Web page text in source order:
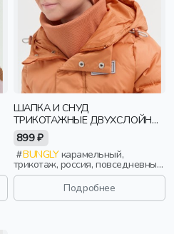
ШАПКА И СНУД
ТРИКОТАЖНЫЕ ДВУХСЛОЙНЫЕ
"КАРАМЕЛЬ"
899 ₽
BUNGLYкарамельный,
трикотаж, россия, повседневный,
актив, мальчики, малыши,
дошкольники, дети
Подробнее